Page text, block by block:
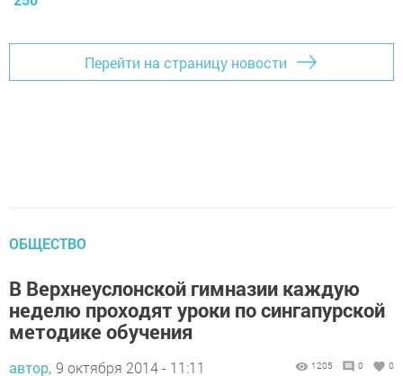
Перейти на страницу новости
ОБЩЕСТВО
В Верхнеуслонской гимназии каждую
неделю проходят уроки по сингапурской
методике обучения
автор, 9 октября 2014 - 11:11 1205 0 0